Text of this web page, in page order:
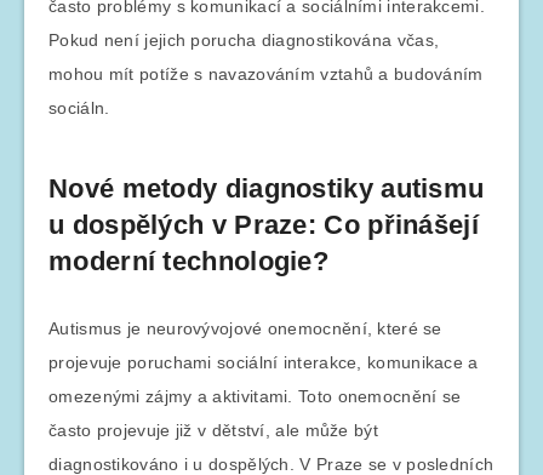
často problémy s komunikací a sociálními interakcemi.
Pokud není jejich porucha diagnostikována včas,
mohou mít potíže s navazováním vztahů a budováním
sociáln.
Nové metody diagnostiky autismu
u dospělých v Praze: Co přinášejí
moderní technologie?
Autismus je neurovývojové onemocnění, které se
projevuje poruchami sociální interakce, komunikace a
omezenými zájmy a aktivitami. Toto onemocnění se
často projevuje již v dětství, ale může být
diagnostikováno i u dospělých. V Praze se v posledních